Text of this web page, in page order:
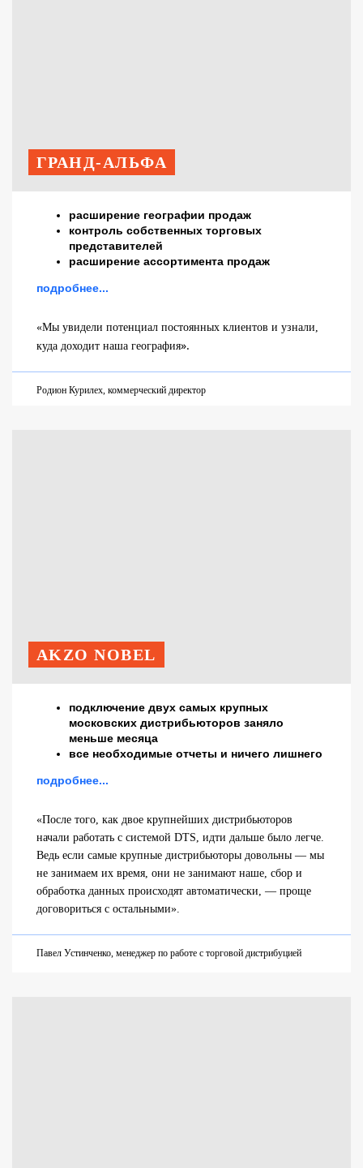
ГРАНД-АЛЬФА
расширение географии продаж
контроль собственных торговых
представителей
расширение ассортимента продаж
подробнее...
«Мы увидели потенциал постоянных клиентов и узнали,
куда доходит наша география».
Родион Курилех, коммерческий директор
AKZO NOBEL
подключение двух самых крупных
московских дистрибьюторов заняло
меньше месяца
все необходимые отчеты и ничего лишнего
подробнее...
«После того, как двое крупнейших дистрибьюторов
начали работать с системой DTS, идти дальше было легче.
Ведь если самые крупные дистрибьюторы довольны — мы
не занимаем их время, они не занимают наше, сбор и
обработка данных происходят автоматически, — проще
договориться с остальными».
Павел Устинченко, менеджер по работе с торговой дистрибуцией